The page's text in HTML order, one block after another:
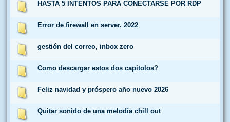
HASTA 5 INTENTOS PARA CONECTARSE POR RDP
Error de firewall en server. 2022
gestión del correo, inbox zero
Como descargar estos dos capitolos?
Feliz navidad y próspero año nuevo 2026
Quitar sonido de una melodía chill out